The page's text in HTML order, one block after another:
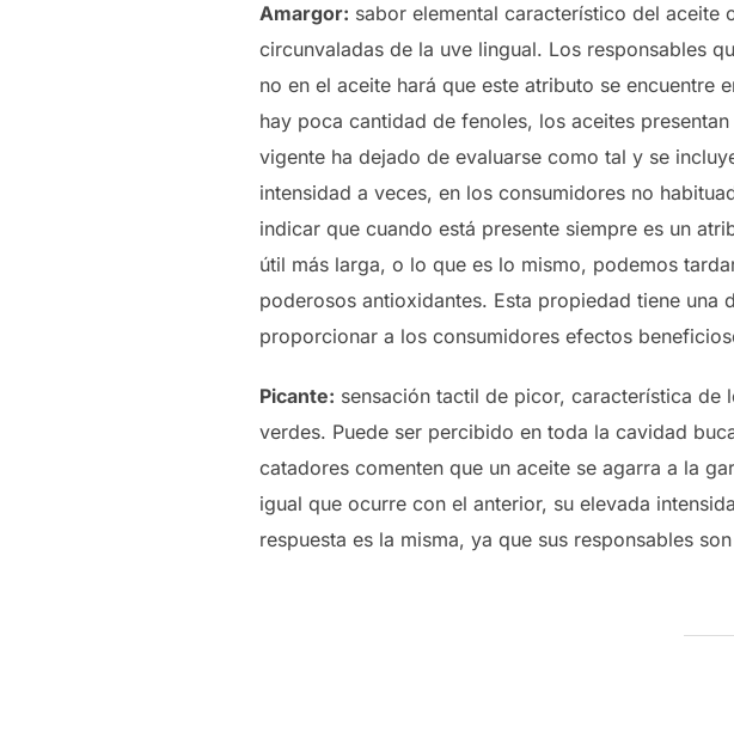
Amargor: sabor elemental característico del aceite
circunvaladas de la uve lingual. Los responsables
no en el aceite hará que este atributo se encuentre
hay poca cantidad de fenoles, los aceites
vigente ha dejado de evaluarse como tal y se
intensidad a veces, en los consumidores no
indicar que cuando está presente siempre es un
útil más larga, o lo que es lo mismo, podemos
poderosos antioxidantes. Esta propiedad tiene
proporcionar a los consumidores efectos
Picante: sensación tactil de picor, característica de
verdes. Puede ser percibido en toda la cavidad
catadores comenten que un aceite se agarra a la
igual que ocurre con el anterior, su elevada
respuesta es la misma, ya que sus responsables